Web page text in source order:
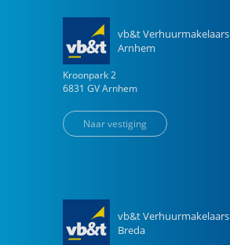
vb&t Verhuurmakelaars
Arnhem
Kroonpark 2
6831 GV Arnhem
Naar vestiging
vb&t Verhuurmakelaars
Breda